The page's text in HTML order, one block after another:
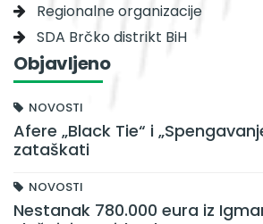
Regionalne organizacije
SDA Brčko distrikt BiH
Objavljeno
NOVOSTI
Afere „Black Tie“ i
zataškati
NOVOSTI
Nestanak 780.000 eura iz